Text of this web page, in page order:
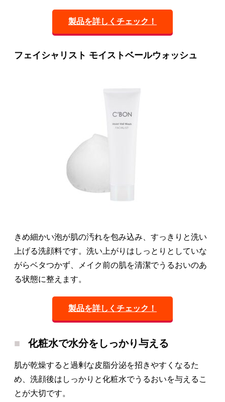
製品を詳しくチェック！
フェイシャリスト モイストベールウォッシュ
きめ細かい泡が肌の汚れを包み込み、すっきりと洗い
上げる洗顔料です。洗い上がりはしっとりとしていな
がらベタつかず、メイク前の肌を清潔でうるおいのあ
る状態に整えます。
製品を詳しくチェック！
化粧水で水分をしっかり与える
肌が乾燥すると過剰な皮脂分泌を招きやすくなるた
め、洗顔後はしっかりと化粧水でうるおいを与えるこ
とが大切です。